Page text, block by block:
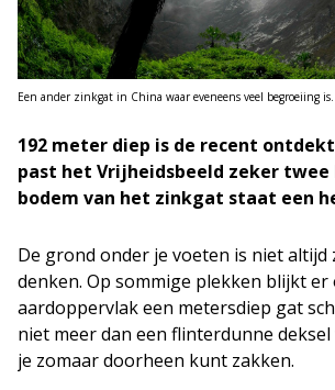
Een ander zinkgat in China waar eveneens veel begroeiing
192 meter diep is de recent
past het Vrijheidsbeeld zeker twee
bodem van het zinkgat staat een
De grond onder je voeten is niet altijd
denken. Op sommige plekken blijkt
aardoppervlak een metersdiep gat
niet meer dan een flinterdunne
je zomaar doorheen kunt zakken.